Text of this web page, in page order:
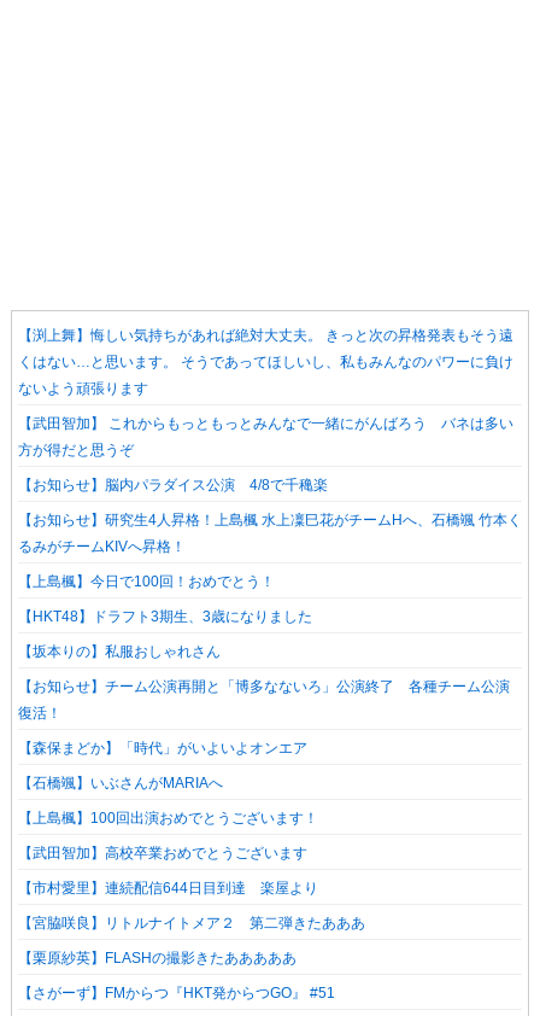
【渕上舞】悔しい気持ちがあれば絶対大丈夫。 きっと次の昇格発表もそう遠
くはない…と思います。 そうであってほしいし、私もみんなのパワーに負け
ないよう頑張ります
【武田智加】 これからもっともっとみんなで一緒にがんばろう バネは多い
方が得だと思うぞ︎︎
【お知らせ】脳内パラダイス公演 4/8で千穐楽
【お知らせ】研究生4人昇格！上島楓 水上凜巳花がチームHへ、石橋颯 竹本く
るみがチームKIVへ昇格！
【上島楓】今日で100回！おめでとう！
【HKT48】ドラフト3期生、3歳になりました
【坂本りの】私服おしゃれさん
【お知らせ】チーム公演再開と「博多なないろ」公演終了 各種チーム公演
復活！
【森保まどか】「時代」がいよいよオンエア
【石橋颯】いぶさんがMARIAへ
【上島楓】100回出演おめでとうございます！
【武田智加】高校卒業おめでとうございます
【市村愛里】連続配信644日目到達 楽屋より
【宮脇咲良】リトルナイトメア２ 第二弾きたあああ
【栗原紗英】FLASHの撮影きたあああああ
【さがーず】FMからつ『HKT発からつGO』 #51